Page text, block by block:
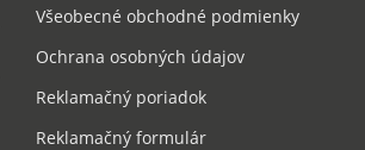
Všeobecné obchodné podmienky
Ochrana osobných údajov
Reklamačný poriadok
Reklamačný formulár